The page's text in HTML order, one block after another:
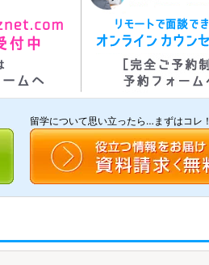
留学について思い立ったら…まずはコレ！